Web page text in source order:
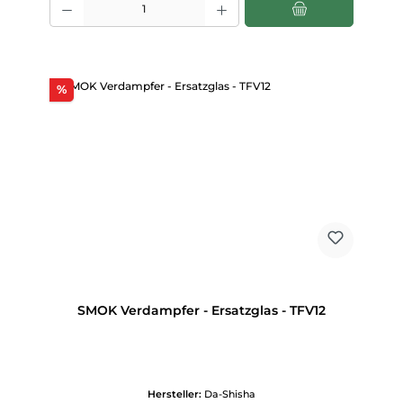
%Rabatt
SMOK Verdampfer - Ersatzglas - TFV12
Hersteller: Da-Shisha